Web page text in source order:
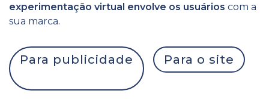
experimentação virtual envolve os usuários com a
sua marca.
Para publicidade Para o site